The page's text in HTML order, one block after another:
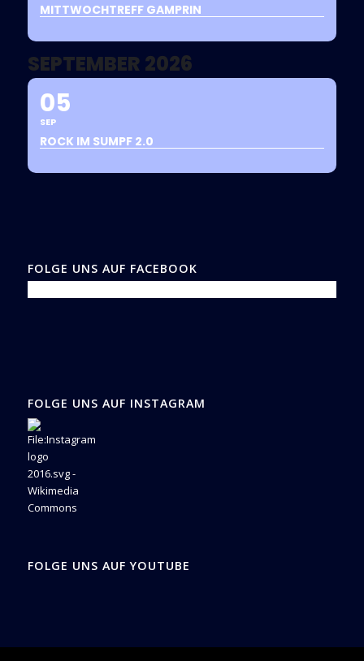
MITTWOCHTREFF GAMPRIN
SEPTEMBER 2026
05
SEP
ROCK IM SUMPF 2.0
FOLGE UNS AUF FACEBOOK
FOLGE UNS AUF INSTAGRAM
FOLGE UNS AUF YOUTUBE